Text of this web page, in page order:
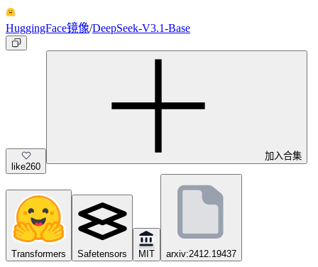
HuggingFace镜像/DeepSeek-V3.1-Base
like260
加入合集
Transformers Safetensors MIT arxiv:2412.19437